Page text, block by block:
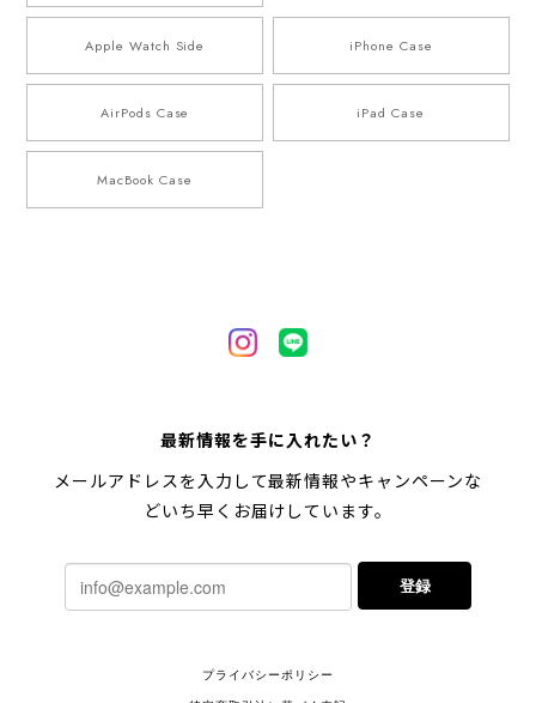
Apple Watch Side iPhone Case
AirPods Case iPad Case
MacBook Case
最新情報を手に入れたい？
メールアドレスを入力して最新情報やキャンペーンな
どいち早くお届けしています。
登録
プライバシーポリシー